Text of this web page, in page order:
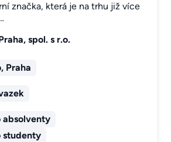
značka, která je na trhu již více
spol. s r.o.
Praha
absolventy
studenty